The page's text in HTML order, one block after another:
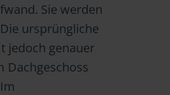
Sie werden
ursprüngliche
jedoch genauer
Dachgeschoss